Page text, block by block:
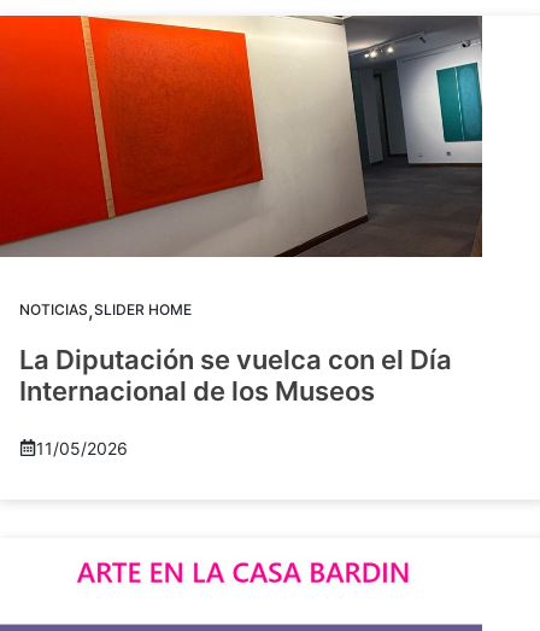
NOTICIAS,SLIDER HOME
La Diputación se vuelca con el Día
Internacional de los Museos
11/05/2026